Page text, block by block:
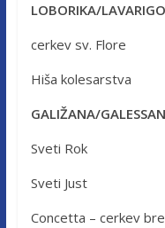
LOBORIKA/LAVARIGO
cerkev sv. Flore
Hiša kolesarstva
GALIŽANA/
Sveti Rok
Sveti Just
Concetta – cerkev